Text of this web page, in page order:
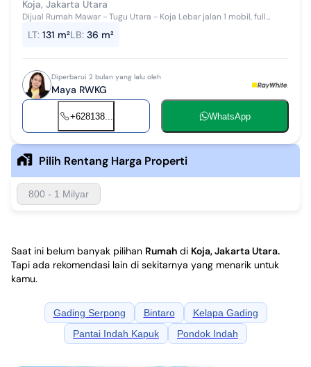
Koja, Jakarta Utara
Dijual Rumah Mawar - Tugu Utara - Koja Lebar jalan 1 mobil, full
Sertifikat : Hak...
LT: 131 m²LB: 36 m²
Diperbarui 2 bulan yang lalu oleh
Maya RWKG
+628138... WhatsApp
Pilih Rentang Harga Properti
800 - 1 Milyar
Saat ini belum banyak pilihan Rumah di Koja, Jakarta Utara.
Tapi ada rekomendasi lain di sekitarnya yang menarik untuk
kamu.
Gading Serpong Bintaro
Kelapa Gading
Pantai Indah Kapuk
Pondok Indah